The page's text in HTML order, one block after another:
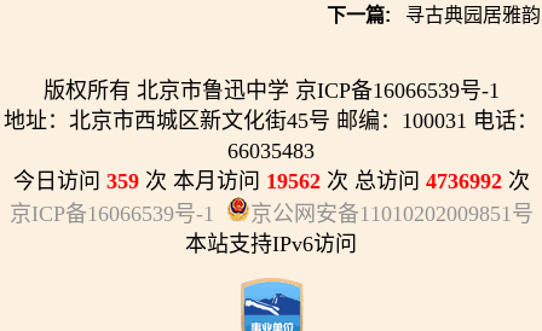
下一篇: 寻古典园居雅
版权所有 北京市鲁迅中学 京ICP备16066539号-1
地址：北京市西城区新文化街45号 邮编：100031 电话：
66035483
今日访问 359 次 本月访问 19562 次 总访问 4736992 次
京ICP备16066539号-1
京公网安备11010202009851号
本站支持IPv6访问